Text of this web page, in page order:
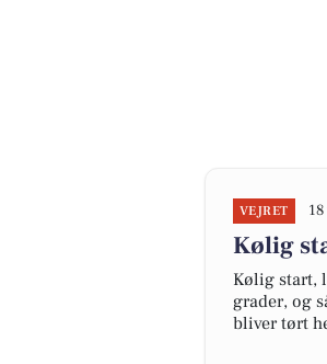
VEJRET
Kølig
Kølig start,
grader, og
bliver tørt